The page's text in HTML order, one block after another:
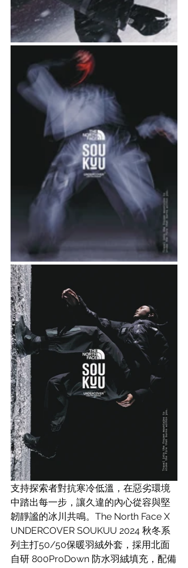
支持探索者對抗寒冷低溫，在惡劣環境
中踏出每一步，讓久違的內心從容與堅
韌靜謐的冰川共鳴。The North Face X
UNDERCOVER SOUKUU 2024 秋冬系
列主打50/50保暖羽絨外套，採用北面
自研 800ProDown 防水羽絨填充，配備